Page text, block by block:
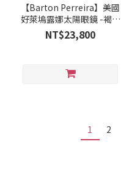
【Barton Perreira】美國
好萊塢露娜太陽眼鏡 -褐金
LUNA GOL/GOR
NT$23,800
1 2